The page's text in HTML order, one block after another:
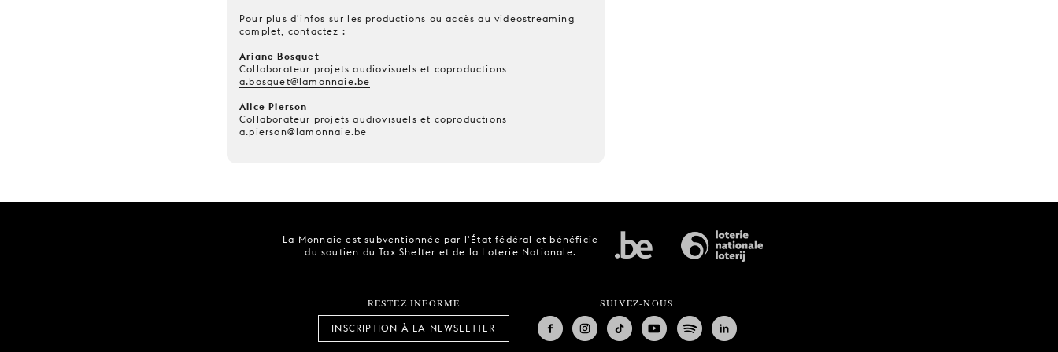
Pour plus d'infos sur les productions ou accès au videostreaming
complet, contactez :
Ariane Bosquet
Collaborateur projets audiovisuels et coproductions
a.bosquet@lamonnaie.be
Alice Pierson
Collaborateur projets audiovisuels et coproductions
a.pierson@lamonnaie.be
La Monnaie est subventionnée par l'État fédéral et bénéficie
du soutien du Tax Shelter et de la Loterie Nationale.
RESTEZ INFORMÉ
INSCRIPTION À LA NEWSLETTER
SUIVEZ-NOUS